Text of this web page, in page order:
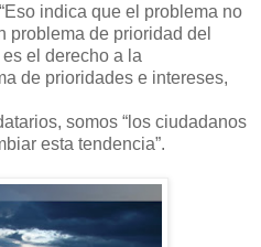
indica que el problema no
problema de prioridad del
el derecho a la
de prioridades e intereses,
somos “los ciudadanos
esta tendencia”.